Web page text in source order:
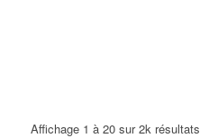
Affichage 1 à 20 sur 2k résultats